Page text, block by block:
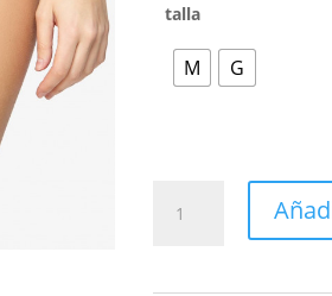
talla
M G